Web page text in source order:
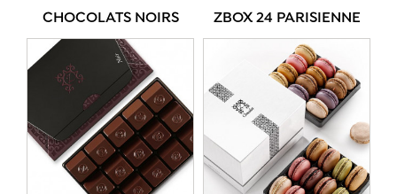
CHOCOLATS NOIRS ZBOX 24 PARISIENNE